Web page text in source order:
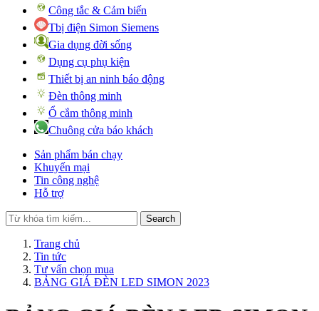
Công tắc & Cảm biến
Tbị điện Simon Siemens
Gia dụng đời sống
Dụng cụ phụ kiện
Thiết bị an ninh báo động
Đèn thông minh
Ổ cắm thông minh
Chuông cửa báo khách
Sản phẩm bán chạy
Khuyến mại
Tin công nghệ
Hỗ trợ
Search
Trang chủ
Tin tức
Tư vấn chọn mua
BẢNG GIÁ ĐÈN LED SIMON 2023